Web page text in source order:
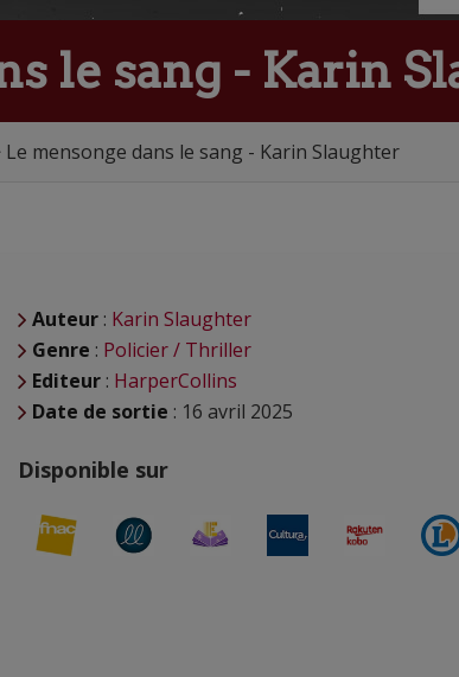
le sang - Karin
Le mensonge dans le sang - Karin Slaughter
Auteur : Karin Slaughter
Genre : Policier / Thriller
Editeur : HarperCollins
Date de sortie : 16 avril 2025
Disponible sur